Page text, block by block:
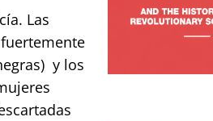
Las
y los